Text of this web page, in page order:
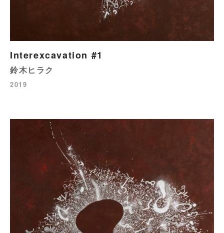
Interexcavation #1
鈴木ヒラク
2019